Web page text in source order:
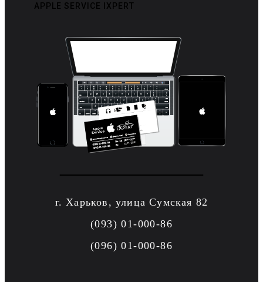
APPLE SERVICE IXPERT
г. Харьков, улица Сумская 82
(093) 01-000-86
(096) 01-000-86